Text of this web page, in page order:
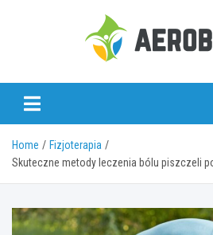
Home
Fizjoterapia
Skuteczne metody leczenia bólu piszczeli